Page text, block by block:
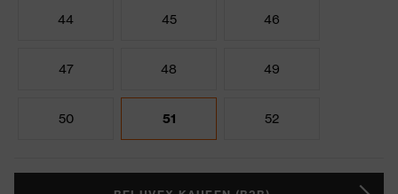
44 45 46
47 48 49
50 51 52